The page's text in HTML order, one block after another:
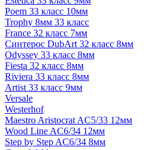
Poem 33 класс 10мм
Trophy 8мм 33 класс
France 32 класс 7мм
Синтерос DubArt 32 класс 8мм
Odyssey 33 класс 8мм
Fiesta 32 класс 8мм
Riviera 33 класс 8мм
Artist 33 класс 9мм
Versale
Westerhof
Maestro Aristocrat AC5/33 12мм
Wood Line AC6/34 12мм
Step by Step AC6/34 8мм